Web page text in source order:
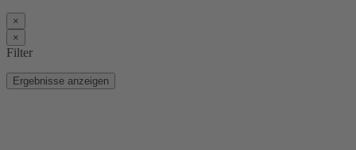
×
×
Filter
Ergebnisse anzeigen